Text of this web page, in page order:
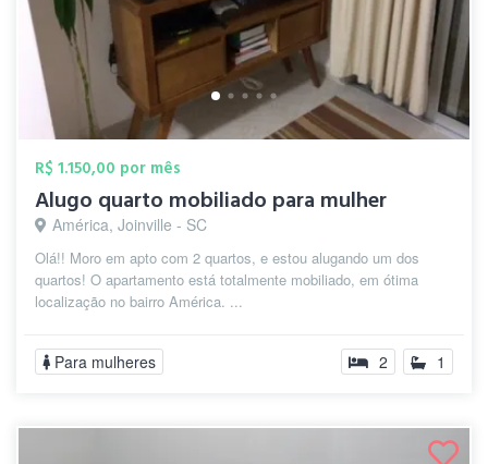
R$ 1.150,00 por mês
Alugo quarto mobiliado para mulher
América, Joinville - SC
Olá!! Moro em apto com 2 quartos, e estou alugando um dos
quartos! O apartamento está totalmente mobiliado, em ótima
localização no bairro América. ...
Para mulheres 2 1